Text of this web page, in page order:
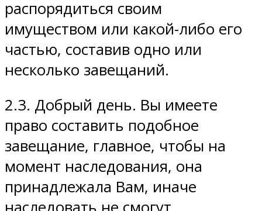
распорядиться своим
имуществом или какой-либо его
частью, составив одно или
несколько завещаний.
2.3. Добрый день. Вы имеете
право составить подобное
завещание, главное, чтобы на
момент наследования, она
принадлежала Вам, иначе